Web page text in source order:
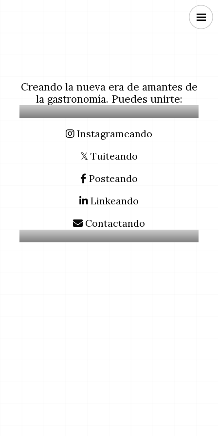
Creando la nueva era de amantes de
la gastronomía. Puedes unirte:
Instagrameando
𝕏 Tuiteando
Posteando
Linkeando
Contactando